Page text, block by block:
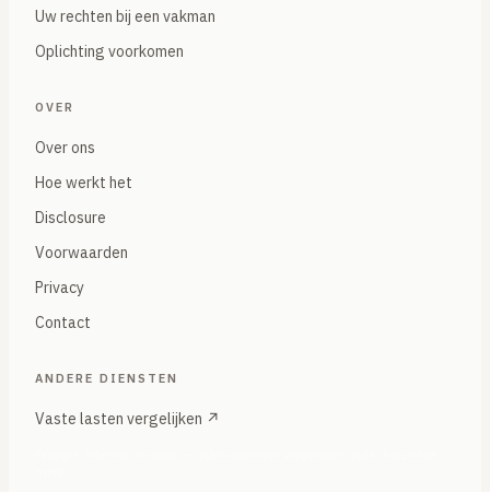
Uw rechten bij een vakman
Oplichting voorkomen
OVER
Over ons
Hoe werkt het
Disclosure
Voorwaarden
Privacy
Contact
ANDERE DIENSTEN
Vaste lasten vergelijken ↗